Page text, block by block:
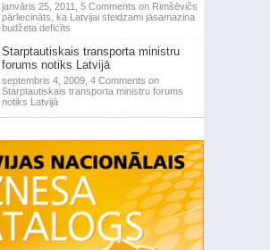
janvāris 25, 2011, 5 Comments on Rimšēvičs
pārliecināts, ka Latvijai steidzami jāsamazina
budžeta deficīts
Starptautiskais transporta ministru
forums notiks Latvijā
septembris 4, 2009, 4 Comments on
Starptautiskais transporta ministru forums
notiks Latvijā